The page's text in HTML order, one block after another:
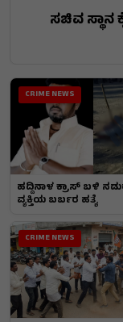
ಸಚಿವ ಸ್ಥಾನ
CRIME NEWS
ಹದ್ದಿನಾಳ ಕ್ರಾಸ್ ಬಳಿ
ವ್ಯಕ್ತಿಯ ಬರ್ಬರ ಹತ್ಯೆ
CRIME NEWS